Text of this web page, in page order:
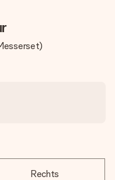
Rechts